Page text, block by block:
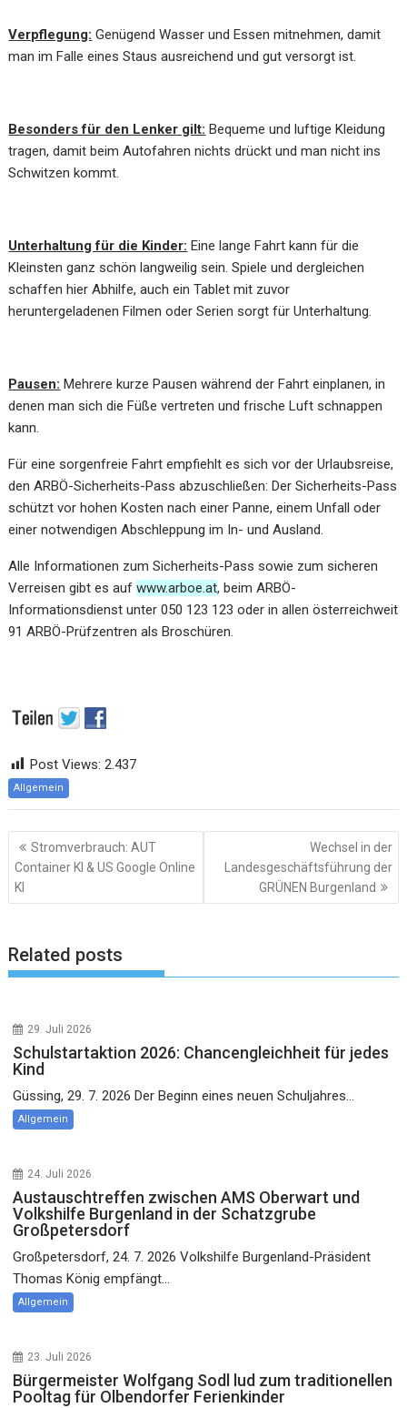
Verpflegung: Genügend Wasser und Essen mitnehmen, damit
man im Falle eines Staus ausreichend und gut versorgt ist.
Besonders für den Lenker gilt: Bequeme und luftige Kleidung
tragen, damit beim Autofahren nichts drückt und man nicht ins
Schwitzen kommt.
Unterhaltung für die Kinder: Eine lange Fahrt kann für die
Kleinsten ganz schön langweilig sein. Spiele und dergleichen
schaffen hier Abhilfe, auch ein Tablet mit zuvor
heruntergeladenen Filmen oder Serien sorgt für Unterhaltung.
Pausen: Mehrere kurze Pausen während der Fahrt einplanen, in
denen man sich die Füße vertreten und frische Luft schnappen
kann.
Für eine sorgenfreie Fahrt empfiehlt es sich vor der Urlaubsreise,
den ARBÖ-Sicherheits-Pass abzuschließen: Der Sicherheits-Pass
schützt vor hohen Kosten nach einer Panne, einem Unfall oder
einer notwendigen Abschleppung im In- und Ausland.
Alle Informationen zum Sicherheits-Pass sowie zum sicheren
Verreisen gibt es aufwww.arboe.at, beim ARBÖ-
Informationsdienst unter 050 123 123 oder in allen österreichweit
91 ARBÖ-Prüfzentren als Broschüren.
Post Views: 2.437
Allgemein
Beitragsnavigation
Stromverbrauch: AUT
Container KI & US Google Online
KI
Wechsel in der
Landesgeschäftsführung der
GRÜNEN Burgenland
Related posts
29. Juli 2026
Schulstartaktion 2026: Chancengleichheit für jedes
Kind
Güssing, 29. 7. 2026 Der Beginn eines neuen Schuljahres...
Allgemein
24. Juli 2026
Austauschtreffen zwischen AMS Oberwart und
Volkshilfe Burgenland in der Schatzgrube
Großpetersdorf
Großpetersdorf, 24. 7. 2026 Volkshilfe Burgenland-Präsident
Thomas König empfängt...
Allgemein
23. Juli 2026
Bürgermeister Wolfgang Sodl lud zum traditionellen
Pooltag für Olbendorfer Ferienkinder